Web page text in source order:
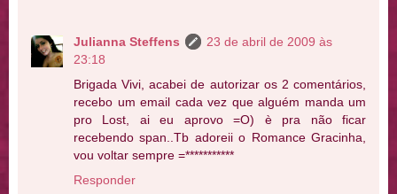
Julianna Steffens
23 de abril de 2009 às
23:18
Brigada Vivi, acabei de autorizar os 2 comentários,
recebo um email cada vez que alguém manda um
pro Lost, ai eu aprovo =O) è pra não ficar
recebendo span..Tb adoreii o Romance Gracinha,
vou voltar sempre =***********
Responder